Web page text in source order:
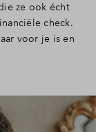
ze ook écht
check.
voor je is en